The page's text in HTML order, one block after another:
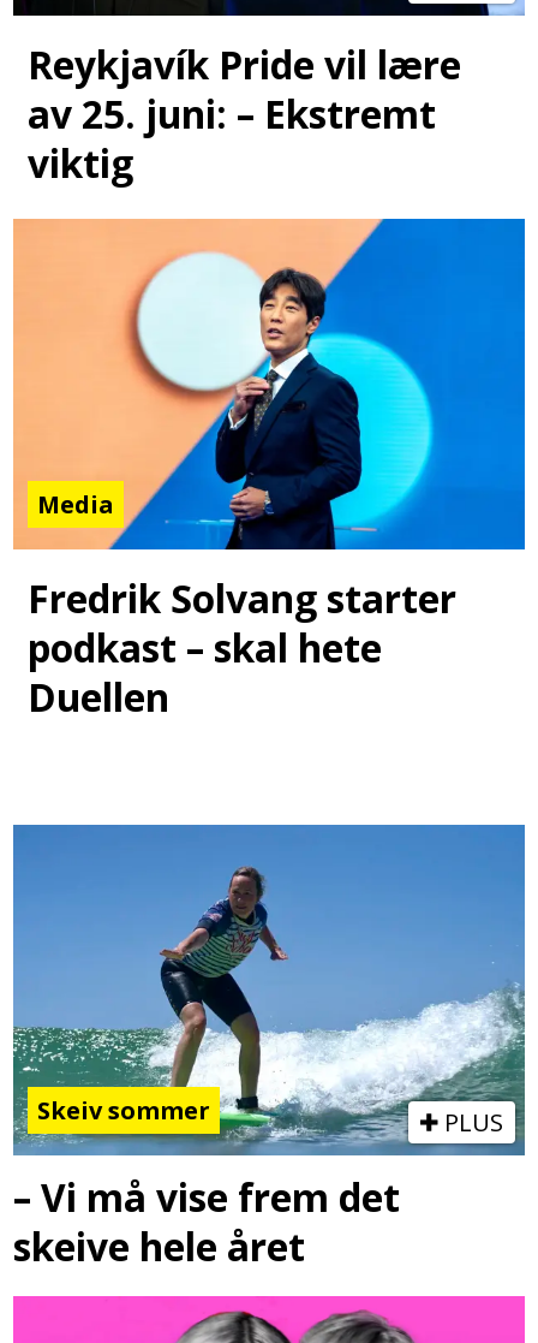
Reykjavík Pride vil lære
av 25. juni: – Ekstremt
viktig
Media
Fredrik Solvang starter
podkast – skal hete
Duellen
Skeiv sommer PLUS
– Vi må vise frem det
skeive hele året